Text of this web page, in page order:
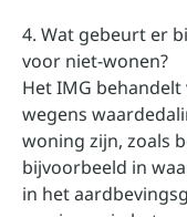
4. Wat gebeurt er
voor niet-wonen?
Het IMG
wegens
woning zijn, zoals
bijvoorbeeld in
in het